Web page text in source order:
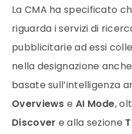
La CMA ha specificato
riguarda i servizi di
pubblicitarie ad essi
nella designazione
basate sull’intelligenza
Overviews e AI Mode,
Discover e alla sezione